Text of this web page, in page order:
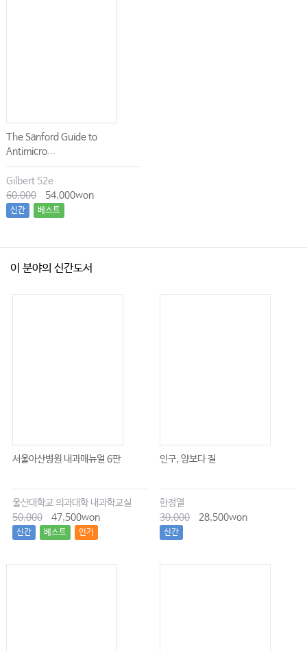
The Sanford Guide to
Antimicro...
Gilbert 52e
60,000
54,000won
신간 베스트
이 분야의 신간도서
서울아산병원 내과매뉴얼 6판
울산대학교 의과대학 내과학교실
50,000
47,500won
신간 베스트 인기
인구, 양보다 질
한정열
30,000
28,500won
신간